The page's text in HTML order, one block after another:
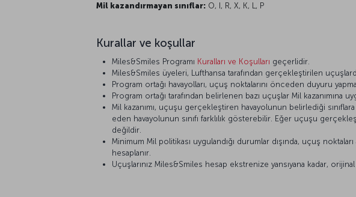
Mil kazandırmayan sınıflar: O, I, R, X, K, L, P
Kurallar ve koşullar
Miles&Smiles Programı Kuralları ve Koşulları geçerlidir.
Miles&Smiles üyeleri, Lufthansa tarafından gerçekleştirilen
Program ortağı havayolları, uçuş noktalarını önceden duyuru
Program ortağı tarafından belirlenen bazı uçuşlar Mil kazanımına
Mil kazanımı, uçuşu gerçekleştiren havayolunun belirlediği
eden havayolunun sınıfı farklılık gösterebilir. Eğer uçuşu
değildir.
Minimum Mil politikası uygulandığı durumlar dışında, uçuş noktaları
hesaplanır.
Uçuşlarınız Miles&Smiles hesap ekstrenize yansıyana kadar,